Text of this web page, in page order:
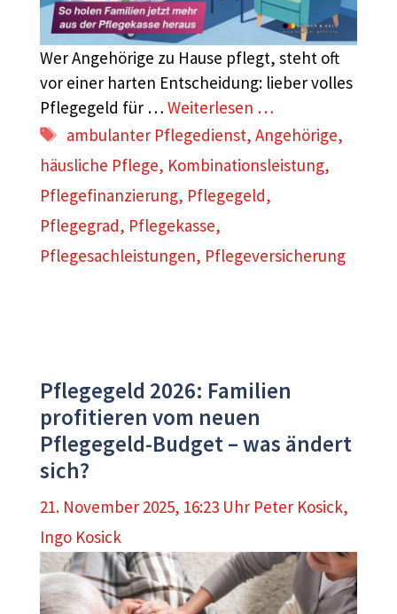
Wer Angehörige zu Hause pflegt, steht oft
vor einer harten Entscheidung: lieber volles
Pflegegeld für … Weiterlesen …
Schlagwörter
ambulanter Pflegedienst,Angehörige,
häusliche Pflege, Kombinationsleistung,
Pflegefinanzierung, Pflegegeld,
Pflegegrad, Pflegekasse,
Pflegesachleistungen, Pflegeversicherung
Pflegegeld 2026: Familien
profitieren vom neuen
Pflegegeld-Budget – was ändert
sich?
21. November 2025, 16:23 Uhr Peter Kosick,
Ingo Kosick